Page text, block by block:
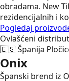
obradama. New
rezidencijalnih i
Pogledaj
Ovlašćeni
🇪🇸Španija
Onix
Španski brend iz